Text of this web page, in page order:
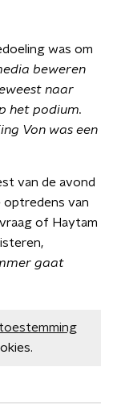
was om
beweren
naar
het podium.
Von was een
van de avond
optredens van
of Haytam
gaat
toestemming